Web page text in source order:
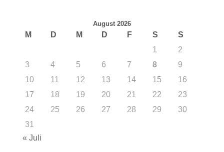
August 2026
M D M D F S
S
1
2
3
4 5 6 7 8
9
10
11 12 13 14 15
16
17
18 19 20 21 22
23
24
25 26 27 28 29
30
31
« Juli